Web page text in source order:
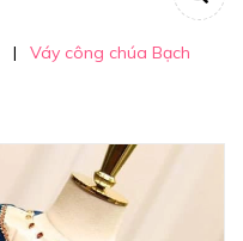
|
Váy công chúa Bạch